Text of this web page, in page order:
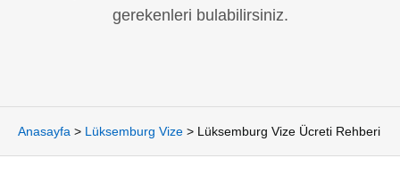
gerekenleri bulabilirsiniz.
Anasayfa > Lüksemburg Vize > Lüksemburg Vize Ücreti Rehberi